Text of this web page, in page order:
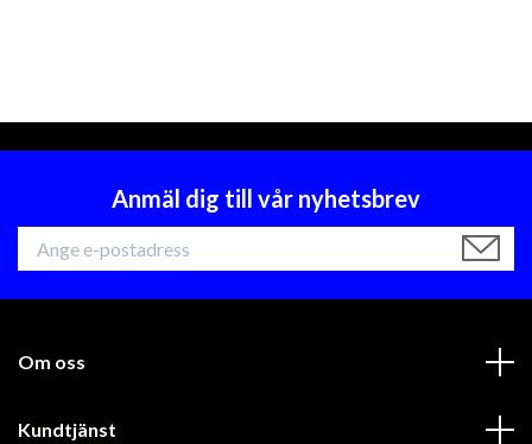
Anmäl dig till vår nyhetsbrev
Om oss
Kundtjänst